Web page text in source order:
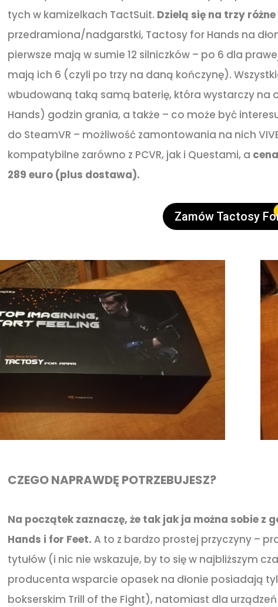
tych w kamizelkach TactSuit. Dzielą się na trzy
przedramiona/nadgarstki, Tactosy for Hands na
pierwsze mają w sumie 12 silniczków – po 6 dla
mają ich 6 (czyli po trzy na daną kończynę).
wbudowaną taką samą baterię, która wystarczy na
Hands) godzin grania, a także – co może być
do SteamVR – możliwość zamontowania na nich
kompatybilne zarówno z PCVR, jak i Questami, a
289 euro (plus dostawa).
Zamów Tactosy
CZEGO NAPRAWDĘ POTRZEBUJESZ?
Na początek zaznaczę, że tak jak ja można sobie z
Hands i for Feet. A to z bardzo prostej przyczyny –
tytułów (i nic nie wskazuje, by to się w najbliższym
producenta wsparcie opasek na dłonie posiadają
bokserskim Trill of the Fight), natomiast dla